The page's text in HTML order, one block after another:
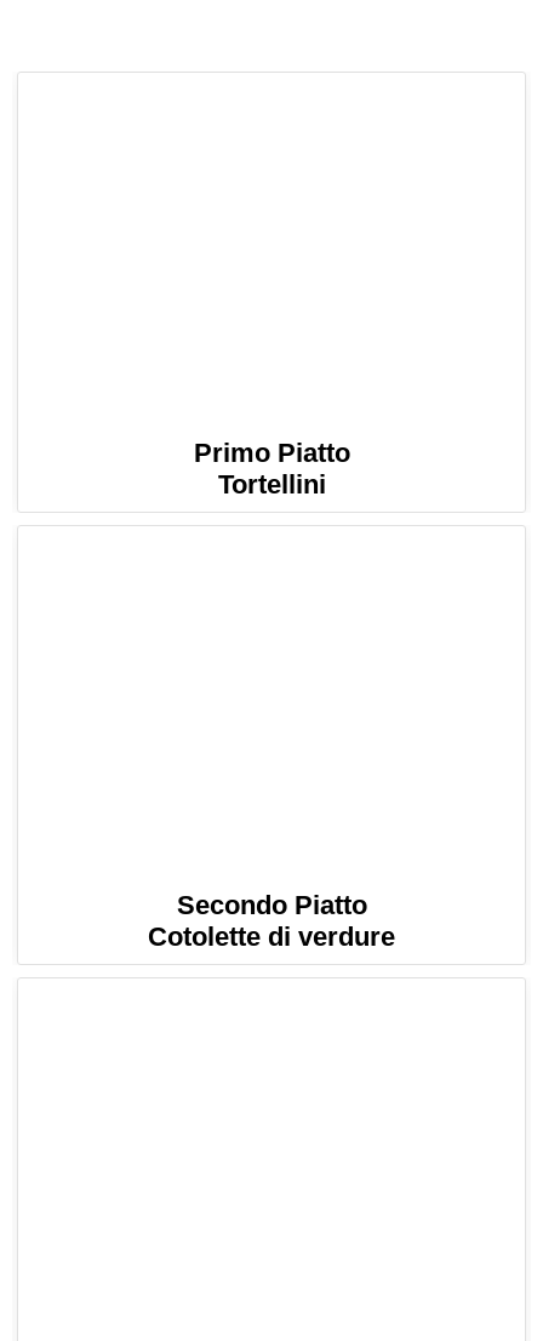
Primo Piatto
Tortellini
Secondo Piatto
Cotolette di verdure